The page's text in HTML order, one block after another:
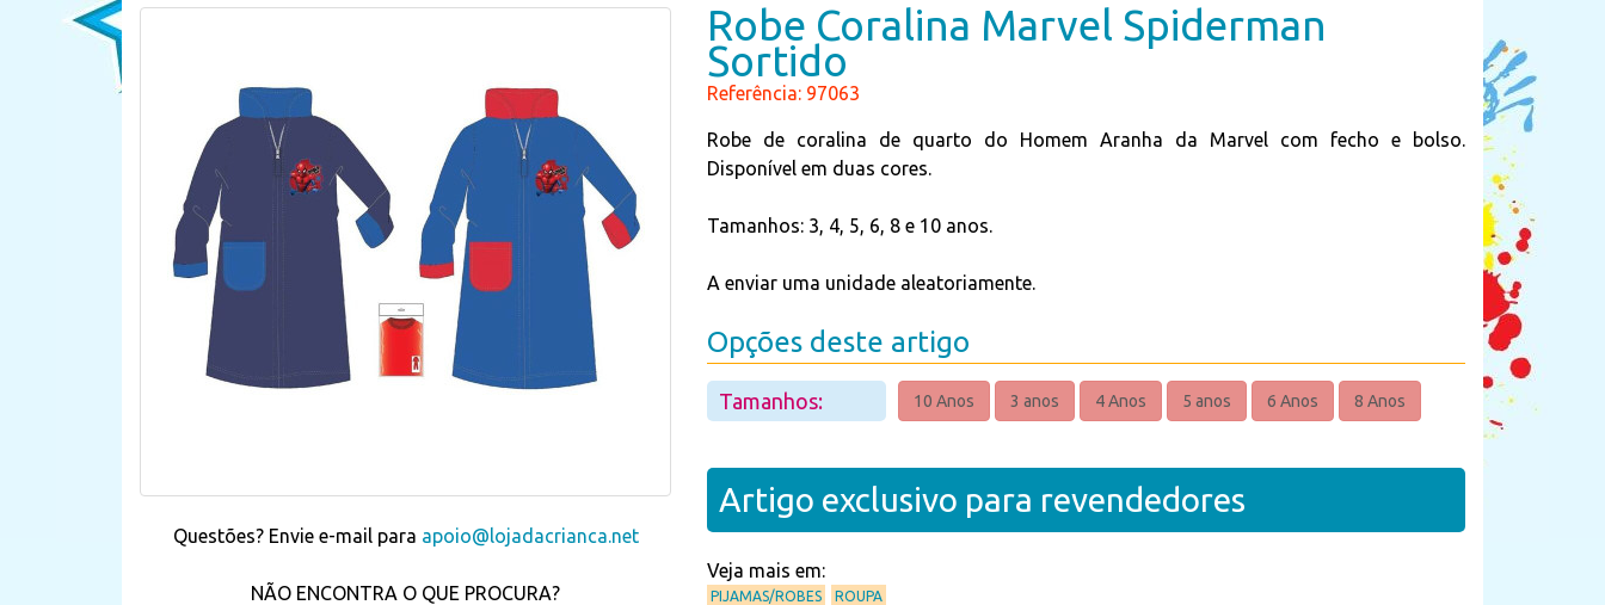
Questões? Envie e-mail para apoio@lojadacrianca.net
NÃO ENCONTRA O QUE PROCURA?
Robe Coralina Marvel Spiderman
Sortido
Referência: 97063
Robe de coralina de quarto do Homem Aranha da Marvel com fecho e bolso.
Disponível em duas cores.
Tamanhos: 3, 4, 5, 6, 8 e 10 anos.
A enviar uma unidade aleatoriamente.
Opções deste artigo
Tamanhos: 10 Anos 3 anos 4 Anos 5 anos 6 Anos 8 Anos
Artigo exclusivo para revendedores
Veja mais em:
PIJAMAS/ROBES ROUPA